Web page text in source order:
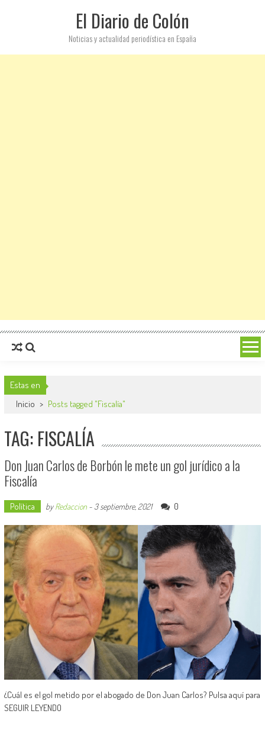
El Diario de Colón
Noticias y actualidad periodística en España
Estas en
Inicio > Posts tagged "Fiscalía"
TAG: FISCALÍA
Don Juan Carlos de Borbón le mete un gol jurídico a la
Fiscalía
Política byRedaccion- 3 septiembre, 2021 0
¿Cuál es el gol metido por el abogado de Don Juan Carlos? Pulsa aquí para
SEGUIR LEYENDO